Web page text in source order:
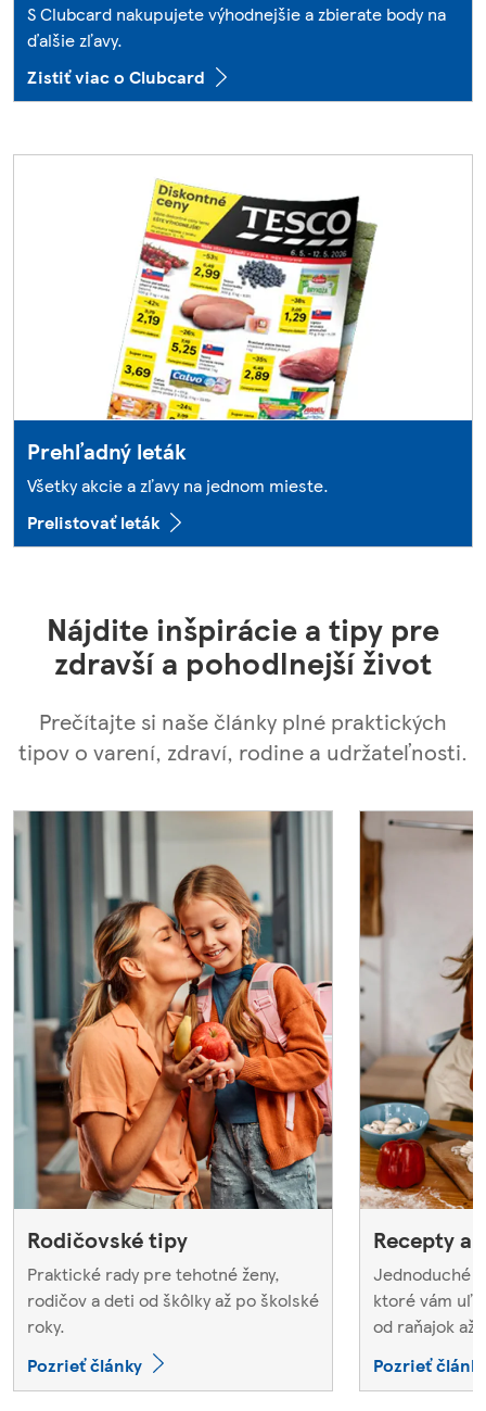
S Clubcard nakupujete výhodnejšie a zbierate body na
ďalšie zľavy.
Zistiť viac o Clubcard
Prehľadný leták
Všetky akcie a zľavy na jednom mieste.
Prelistovať leták
Nájdite inšpirácie a tipy pre
zdravší a pohodlnejší život
Prečítajte si naše články plné praktických
tipov o varení, zdraví, rodine a udržateľnosti.
Rodičovské tipy
Praktické rady pre tehotné ženy,
rodičov a deti od škôlky až po školské
roky.
Pozrieť články
Recepty a
Jednoduché
ktoré vám
od raňajok až
Pozrieť